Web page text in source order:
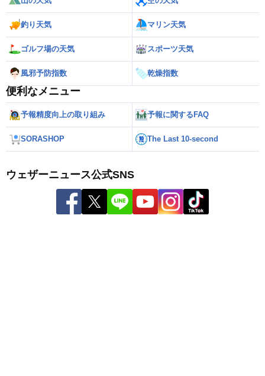
釣り天気 マリン天気
ゴルフ場の天気 スポーツ天気
風邪予防指数 乾燥指数
便利なメニュー
予報精度向上の取り組み 予報に関するFAQ
SORASHOP The Last 10-second
ウェザーニュース公式SNS